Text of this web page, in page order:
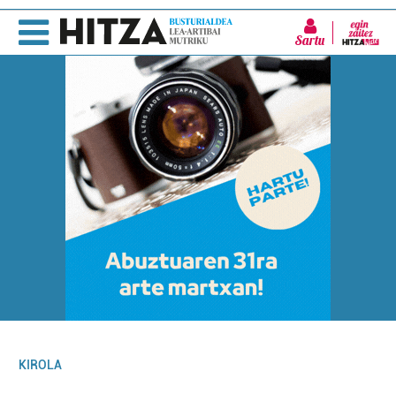
Sartu
KIROLA